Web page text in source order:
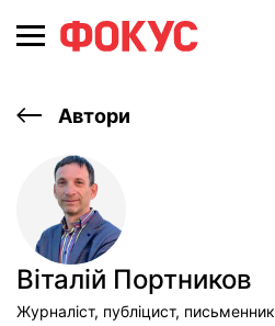
Автори
Віталій Портников
Журналіст, публіцист, письменник